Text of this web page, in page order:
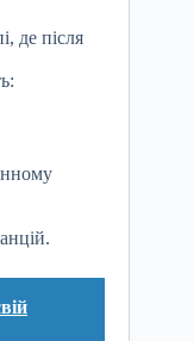
де після